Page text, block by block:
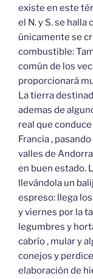
existe en este
el N. y S. se
únicamente se
combustible:
común de los
proporcionará
La tierra
ademas de
real que
Francia ,
valles de
en buen estado.
llevándola un
espreso: llega
y viernes por la
legumbres y
cabrío , mular y
conejos y
elaboración de